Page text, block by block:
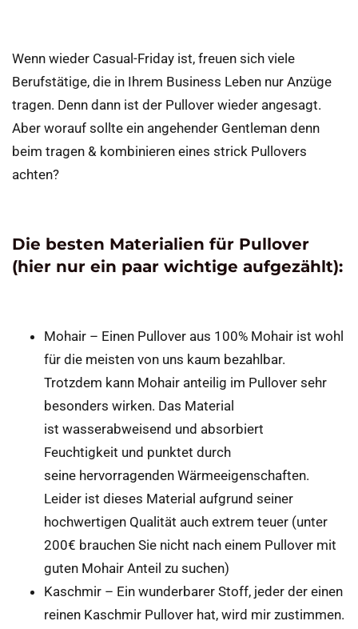
Wenn wieder Casual-Friday ist, freuen sich viele
Berufstätige, die in Ihrem Business Leben nur Anzüge
tragen. Denn dann ist der Pullover wieder angesagt.
Aber worauf sollte ein angehender Gentleman denn
beim tragen & kombinieren eines strick Pullovers
achten?
Die besten Materialien für Pullover
(hier nur ein paar wichtige aufgezählt):
Mohair – Einen Pullover aus 100% Mohair ist wohl
für die meisten von uns kaum bezahlbar.
Trotzdem kann Mohair anteilig im Pullover sehr
besonders wirken. Das Material
ist wasserabweisend und absorbiert
Feuchtigkeit und punktet durch
seine hervorragenden Wärmeeigenschaften.
Leider ist dieses Material aufgrund seiner
hochwertigen Qualität auch extrem teuer (unter
200€ brauchen Sie nicht nach einem Pullover mit
guten Mohair Anteil zu suchen)
Kaschmir – Ein wunderbarer Stoff, jeder der einen
reinen Kaschmir Pullover hat, wird mir zustimmen.